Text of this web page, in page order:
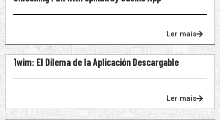
Ler mais
1wim: El Dilema de la Aplicación Descargable
Ler mais